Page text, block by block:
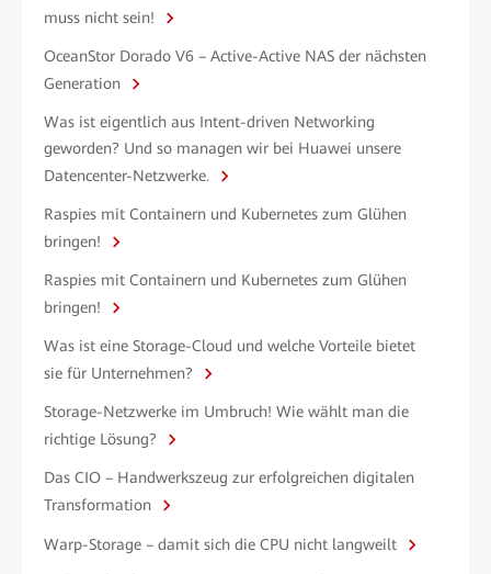
muss nicht sein!
OceanStor Dorado V6 – Active-Active NAS der nächsten
Generation
Was ist eigentlich aus Intent-driven Networking
geworden? Und so managen wir bei Huawei unsere
Datencenter-Netzwerke.
Raspies mit Containern und Kubernetes zum Glühen
bringen!
Raspies mit Containern und Kubernetes zum Glühen
bringen!
Was ist eine Storage-Cloud und welche Vorteile bietet
sie für Unternehmen?
Storage-Netzwerke im Umbruch! Wie wählt man die
richtige Lösung?
Das CIO – Handwerkszeug zur erfolgreichen digitalen
Transformation
Warp-Storage – damit sich die CPU nicht langweilt